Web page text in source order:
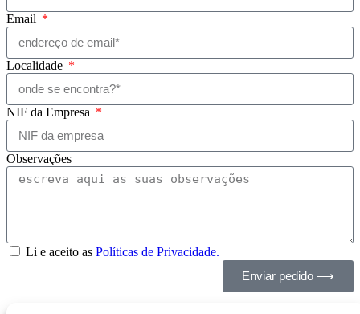
Email
Localidade
NIF da Empresa
Observações
Li e aceito as Políticas de Privacidade.
Enviar pedido ⟶